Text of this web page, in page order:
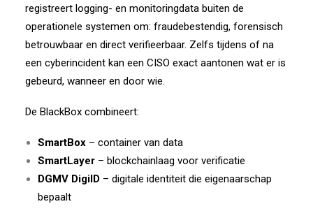
registreert logging- en monitoringdata buiten de
operationele systemen om: fraudebestendig, forensisch
betrouwbaar en direct verifieerbaar. Zelfs tijdens of na
een cyberincident kan een CISO exact aantonen wat er is
gebeurd, wanneer en door wie.
De BlackBox combineert:
SmartBox – container van data
SmartLayer – blockchainlaag voor verificatie
DGMV DigiID – digitale identiteit die eigenaarschap
bepaalt